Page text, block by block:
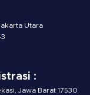
Utara
:
Jawa Barat 17530